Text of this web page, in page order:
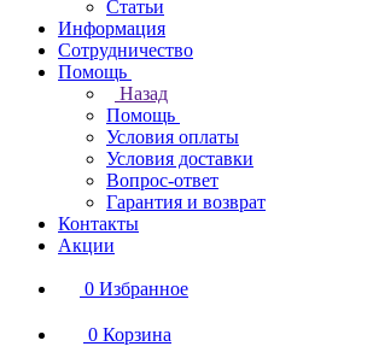
Статьи
Информация
Сотрудничество
Помощь
Назад
Помощь
Условия оплаты
Условия доставки
Вопрос-ответ
Гарантия и возврат
Контакты
Акции
0 Избранное
0 Корзина